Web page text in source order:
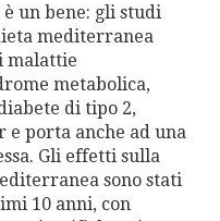
un bene: gli studi
mediterranea
malattie
metabolica,
di tipo 2,
e porta anche ad una
Gli effetti sulla
sono stati
10 anni, con